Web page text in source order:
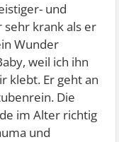
und
sehr krank als er
Wunder
weil ich ihn
klebt. Er geht an
Die
im Alter richtig
und